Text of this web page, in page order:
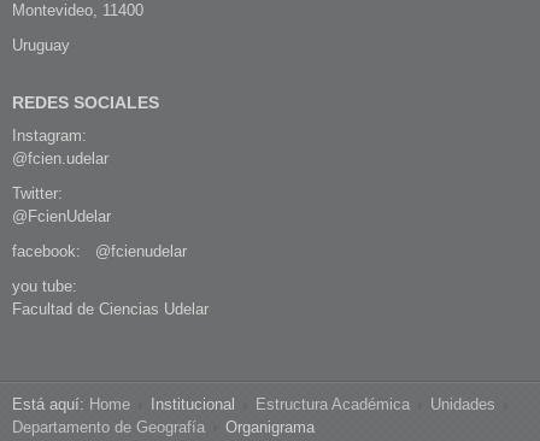
Montevideo, 11400
Uruguay
REDES SOCIALES
Instagram:
@fcien.udelar
Twitter:
@FcienUdelar
facebook: @fcienudelar
you tube:
Facultad de Ciencias Udelar
Está aquí: Home Institucional Estructura Académica
Unidades
Departamento de Geografía
Organigrama